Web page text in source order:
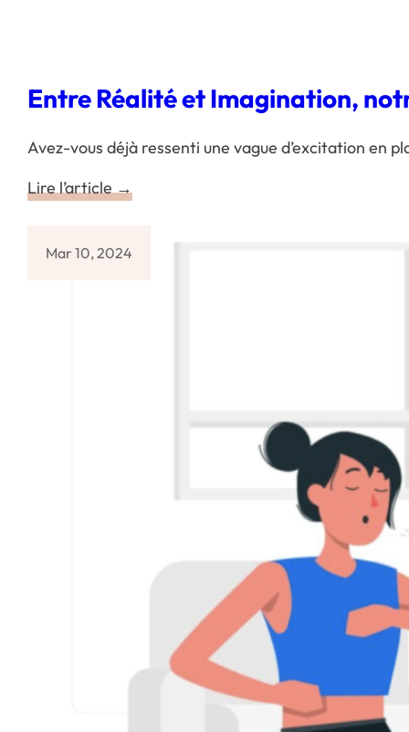
Entre Réalité et Imagination,
Avez-vous déjà ressenti une vague d’excitation en
Lire l’article →
Mar 10, 2024